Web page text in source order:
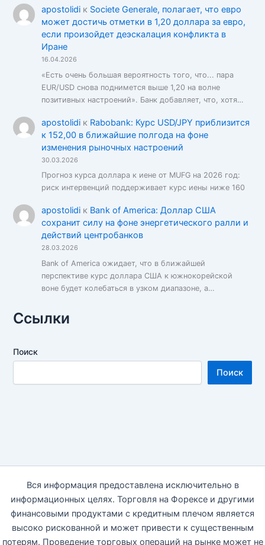
apostolidiк Societe Generale, полагает, что евро
может достичь отметки в 1,20 доллара за евро,
если произойдет деэскалация конфликта в
Иране
16.04.2026
«Есть очень большая вероятность того, что... пара
EUR/USD снова поднимется выше 1,20 на волне
позитивных настроений». Банк добавляет, что, хотя…
apostolidiк Rabobank: Курс USD/JPY приблизится
к 152,00 в ближайшие полгода на фоне
изменения рыночных настроений
30.03.2026
Прогноз курса доллара к иене от MUFG на 2026 год:
риск интервенций поддерживает курс иены ниже 160
apostolidiк Bank of America: Доллар США
сохранит силу на фоне энергетического ралли и
действий центробанков
28.03.2026
Bank of America ожидает, что в ближайшей
перспективе курс доллара США к южнокорейской
воне будет колебаться в узком диапазоне, а…
Ссылки
Поиск
Поиск
Вся информация предоставлена исключительно в
информационных целях. Торговля на Форексе и другими
финансовыми продуктами с кредитным плечом является
высоко рискованной и может привести к существенным
потерям. Проведение торговых операций на рынке может не